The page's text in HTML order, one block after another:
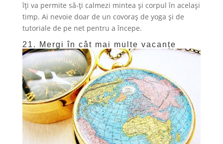
îți va permite să-ți calmezi mintea și corpul în același
timp. Ai nevoie doar de un covoraș de yoga și de
tutoriale de pe net pentru a începe.
21. Mergi în cât mai multe vacanțe